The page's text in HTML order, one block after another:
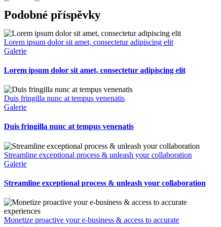
Podobné příspěvky
Lorem ipsum dolor sit amet, consectetur adipiscing elit
Galerie
Lorem ipsum dolor sit amet, consectetur adipiscing elit
Duis fringilla nunc at tempus venenatis
Galerie
Duis fringilla nunc at tempus venenatis
Streamline exceptional process & unleash your collaboration
Galerie
Streamline exceptional process & unleash your collaboration
Monetize proactive your e-business & access to accurate